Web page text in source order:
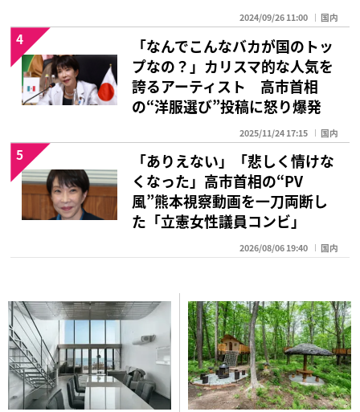
2024/09/26 11:00 国内
「なんでこんなバカが国のトッ
プなの？」カリスマ的な人気を
誇るアーティスト 高市首相
の“洋服選び”投稿に怒り爆発
2025/11/24 17:15 国内
4
「ありえない」「悲しく情けな
くなった」高市首相の“PV
風”熊本視察動画を一刀両断し
た「立憲女性議員コンビ」
2026/08/06 19:40 国内
5